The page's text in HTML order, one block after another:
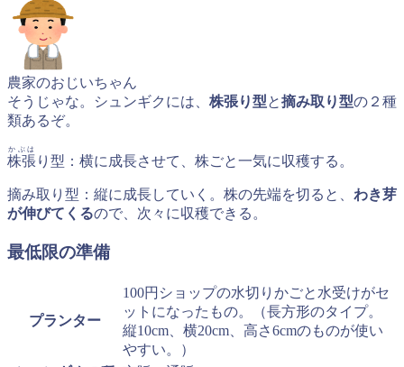
農家のおじいちゃん
そうじゃな。シュンギクには、 株張り型と摘み取り型の２種
類あるぞ。
株張
かぶは
り型：横に成長させて、株ごと一気に収穫する。
摘み取り型：縦に成長していく。株の先端を切ると、 わき芽
が伸びてくるので、次々に収穫できる。
最低限の準備
プランター
100円ショップの水切りかごと水受けがセ
ットになったもの。（長方形のタイプ。
縦10cm、横20cm、高さ6cmのものが使い
やすい。）